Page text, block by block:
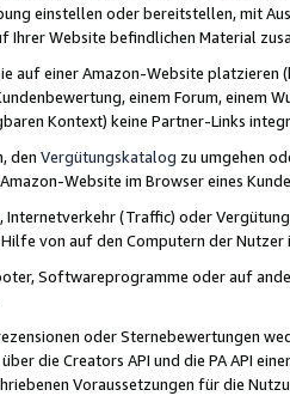
einstellen oder bereitstellen, mit
Ihrer Website befindlichen Material
auf einer Amazon-Website
einem Forum, einem
Kontext) keine Partner-Links
den Vergütungskatalog zu umgehen
Website im Browser eines
Internetverkehr (Traffic) oder
von auf den Computern der
Softwareprogramme oder auf
oder Sternebewertungen
die Creators API und die PA API
Voraussetzungen für die